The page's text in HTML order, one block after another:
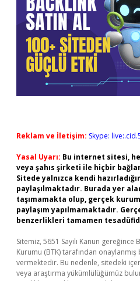
Reklam ve İletişim: Skype:
Yasal Uyarı: Bu internet sitesi,
veya şahıs şirketi ile hiçbir
Sitede yalnızca kendi
paylaşılmaktadır. Burada yer
taşımamakta olup, gerçek
paylaşım yapılmamaktadır.
benzerlikleri tamamen
Sitemiz, 5651 Sayılı Kanun
Kurumu (BTK) tarafından
vermektedir. Bu nedenle, sitedeki
veya araştırma yükümlülüğümüz